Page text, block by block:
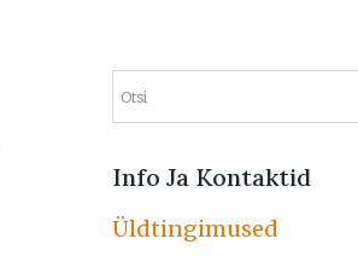
Info Ja Kontaktid
Üldtingimused